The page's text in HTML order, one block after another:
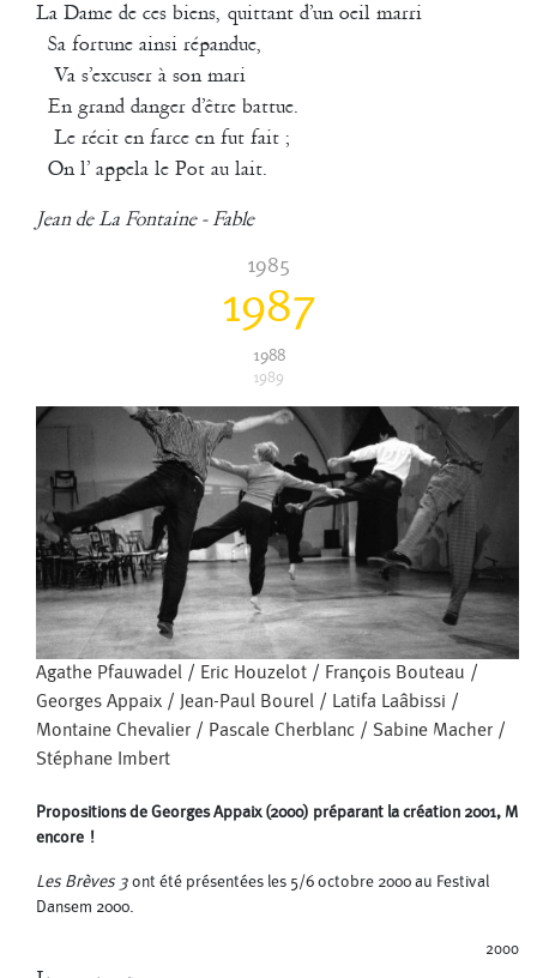
La Dame de ces biens, quittant d’un oeil marri
Sa fortune ainsi répandue,
Va s’excuser à son mari
En grand danger d’être battue.
Le récit en farce en fut fait ;
On l’ appela le Pot au lait.
Jean de La Fontaine - Fable
1985
1987
1988
1989
Coproduction : Cie La Liseuse, A.M.I. (Aide aux Musiques
Innovatrices)
Des danseurs et des musiciens se retrouvent sur un plateau avec du
son, du mouvement et des mots à partager. L’expérience de la
rencontre aussi avec Richard Dubelski et l’improvisation à partir de
matériaux sonores, chorégraphiques et écrits.
Georges Appaix
Agathe Pfauwadel / Eric Houzelot / François Bouteau /
Georges Appaix / Jean-Paul Bourel / Latifa Laâbissi /
Montaine Chevalier / Pascale Cherblanc / Sabine Macher /
Stéphane Imbert
Propositions de Georges Appaix (2000) préparant la création 2001, M
encore !
Les Brèves 3 ont été présentées les 5/6 octobre 2000 au Festival
Dansem 2000.
2000